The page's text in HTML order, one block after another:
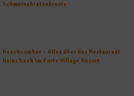
Schweinebratenkruste
Beachcomber – Alles über das Restaurant
Heinz Beck im Forte Village Resort